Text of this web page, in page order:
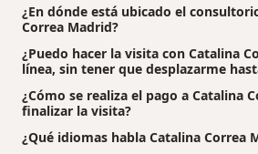
¿En dónde está ubicado el
Correa Madrid?
¿Puedo hacer la visita con Catalina
línea, sin tener que desplazarme
¿Cómo se realiza el pago a Catalina
finalizar la visita?
¿Qué idiomas habla Catalina Correa